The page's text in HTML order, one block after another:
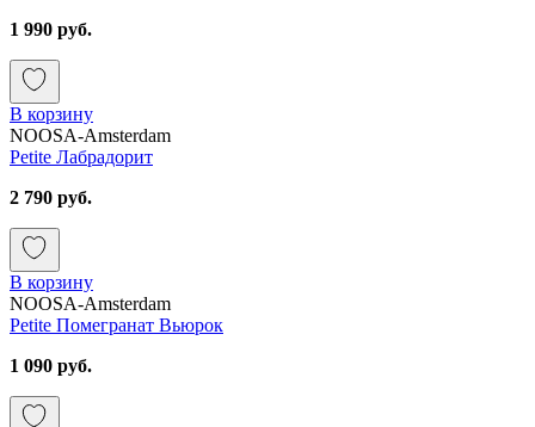
1 990 руб.
В корзину
NOOSA-Amsterdam
Petite Лабрадорит
2 790 руб.
В корзину
NOOSA-Amsterdam
Petite Помегранат Вьюрок
1 090 руб.